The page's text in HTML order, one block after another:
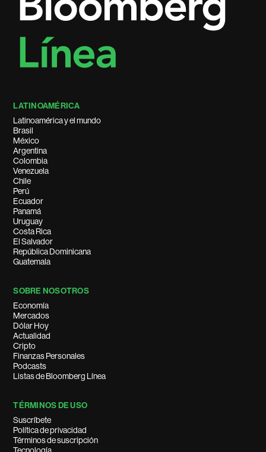
LATINOAMÉRICA
Latinoamérica y el mundo
Brasil
México
Argentina
Colombia
Venezuela
Chile
Perú
Ecuador
Panamá
Uruguay
Costa Rica
El Salvador
República Dominicana
Guatemala
SOBRE NOSOTROS
Economía
Mercados
Dólar Hoy
Actualidad
Cripto
Finanzas Personales
Podcasts
Listas de Bloomberg Línea
TÉRMINOS DE USO
Suscríbete
Política de privacidad
Términos de suscripción